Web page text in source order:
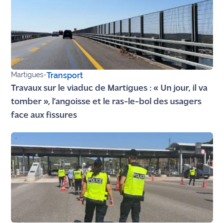
Recrutement
Mention
légales
Conditions
générales
d'utilisation du
Archives
Martigues-Transport
Travaux sur le viaduc de Martigues : « Un jour, il va
tomber », l’angoisse et le ras-le-bol des usagers
face aux fissures